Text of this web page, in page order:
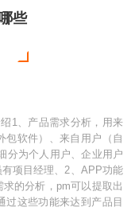
些
1、产品需求分析，用来
包软件）、来自用户（自
分为个人用户、企业用户
项目经理、2、APP功能
的分析，pm可以提取出
过这些功能来达到产品目